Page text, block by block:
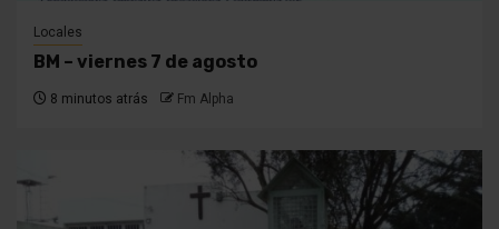
Locales
BM – viernes 7 de agosto
8 minutos atrás Fm Alpha